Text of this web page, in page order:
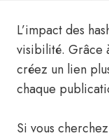
L’impact des
visibilité. Grâce
créez un lien
chaque
Si vous